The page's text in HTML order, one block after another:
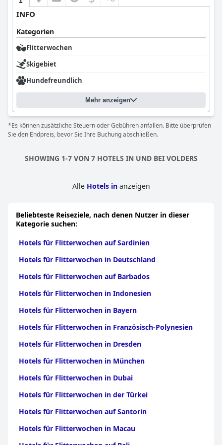
INFO
Kategorien
Flitterwochen
Skigebiet
Hundefreundlich
Mehr anzeigen
*Es können zusätzliche Steuern oder Gebühren anfallen. Bitte überprüfen
Sie den Endpreis, bevor Sie Ihre Buchung abschließen.
SHOWING 1-7 VON 7 HOTELS IN UND BEI VOLDERS
Alle Hotels in anzeigen
Beliebteste Reiseziele, nach denen Nutzer in dieser
Kategorie suchen:
Hotels für Flitterwochen auf Sardinien
Hotels für Flitterwochen in Deutschland
Hotels für Flitterwochen auf Barbados
Hotels für Flitterwochen in Indonesien
Hotels für Flitterwochen in Bayern
Hotels für Flitterwochen in Französisch-Polynesien
Hotels für Flitterwochen in Dresden
Hotels für Flitterwochen in München
Hotels für Flitterwochen in Dubai
Hotels für Flitterwochen in der Türkei
Hotels für Flitterwochen auf Santorin
Hotels für Flitterwochen in Macau